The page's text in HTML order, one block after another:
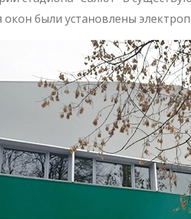
были установлены